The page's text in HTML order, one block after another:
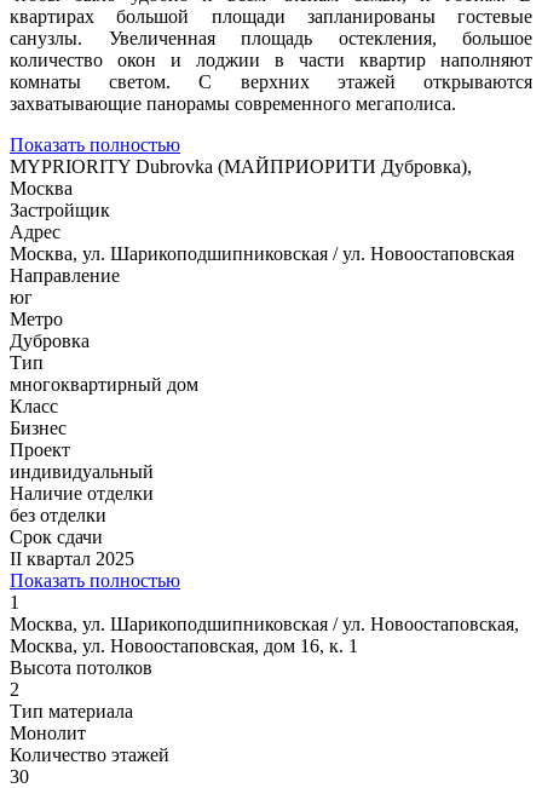
квартирах большой площади запланированы гостевые
санузлы. Увеличенная площадь остекления, большое
количество окон и лоджии в части квартир наполняют
комнаты светом. С верхних этажей открываются
захватывающие панорамы современного мегаполиса.
Показать полностью
MYPRIORITY Dubrovka (МАЙПРИОРИТИ Дубровка),
Москва
Застройщик
Адрес
Москва, ул. Шарикоподшипниковская / ул. Новоостаповская
Направление
юг
Метро
Дубровка
Тип
многоквартирный дом
Класс
Бизнес
Проект
индивидуальный
Наличие отделки
без отделки
Срок сдачи
II квартал 2025
Показать полностью
1
Москва, ул. Шарикоподшипниковская / ул. Новоостаповская,
Москва, ул. Новоостаповская, дом 16, к. 1
Высота потолков
2
Тип материала
Монолит
Количество этажей
30